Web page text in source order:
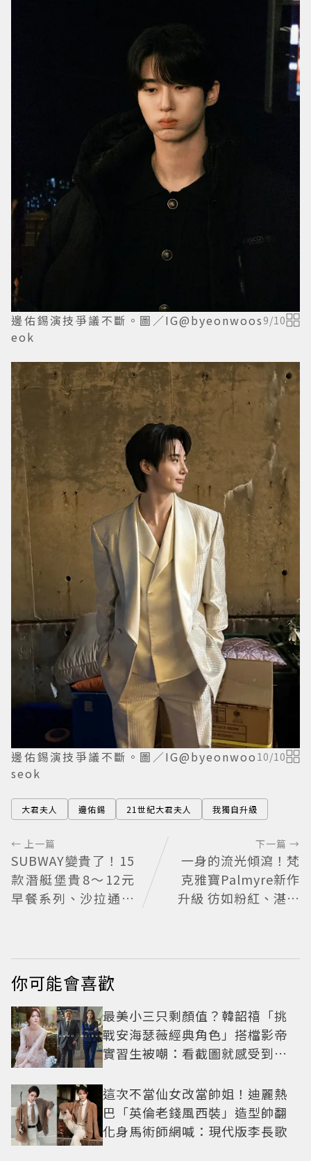
邊佑錫演技爭議不斷。圖／IG@byeonwoos
eok
9/10
邊佑錫演技爭議不斷。圖／IG@byeonwoo
seok
10/10
大君夫人 邊佑錫 21世紀大君夫人 我獨自升級
← 上一篇
SUBWAY變貴了！15
款潛艇堡貴8～12元
早餐系列、沙拉通通
下一篇 →
一身的流光傾瀉！梵
克雅寶Palmyre新作
升級 彷如粉紅、湛藍
你可能會喜歡
最美小三只剩顏值？韓韶禧「挑
戰安海瑟薇經典角色」搭檔影帝
實習生被嘲：看截圖就感受到演
這次不當仙女改當帥姐！迪麗熱
巴「英倫老錢風西裝」造型帥翻
化身馬術師網喊：現代版李長歌